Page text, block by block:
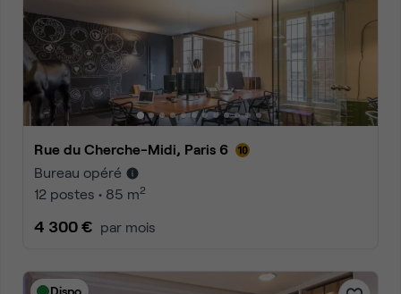
Rue du Cherche-Midi, Paris 6
Bureau opéré
12 postes • 85 m2
4 300 € par mois
Dispo